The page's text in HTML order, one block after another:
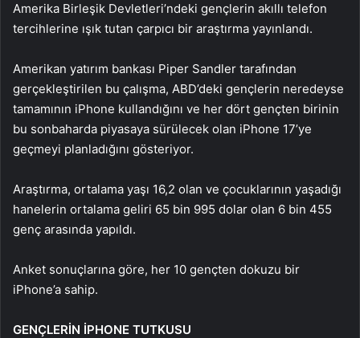
Amerika Birleşik Devletleri’ndeki gençlerin akıllı telefon
tercihlerine ışık tutan çarpıcı bir araştırma yayınlandı.
Amerikan yatırım bankası Piper Sandler tarafından
gerçekleştirilen bu çalışma, ABD’deki gençlerin neredeyse
tamamının iPhone kullandığını ve her dört gençten birinin
bu sonbaharda piyasaya sürülecek olan iPhone 17’ye
geçmeyi planladığını gösteriyor.
Araştırma, ortalama yaşı 16,2 olan ve çocuklarının yaşadığı
hanelerin ortalama geliri 65 bin 995 dolar olan 6 bin 455
genç arasında yapıldı.
Anket sonuçlarına göre, her 10 gençten dokuzu bir
iPhone’a sahip.
GENÇLERİN İPHONE TUTKUSU